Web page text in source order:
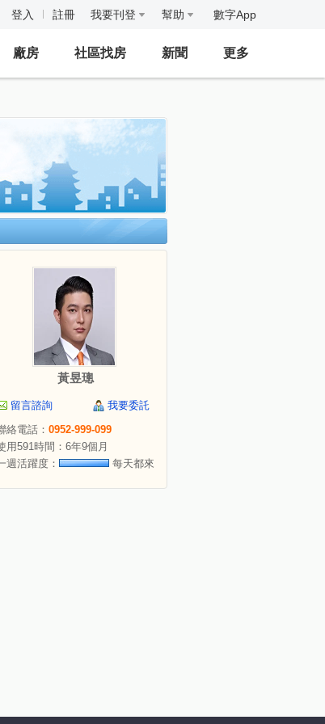
登入 註冊 我要刊登 幫助 數字App
廠房 社區找房 新聞 更多
黃昱璁
留言諮詢
我要委託
絡電話： 0952-999-099
用591時間：6年9個月
週活躍度：
每天都來